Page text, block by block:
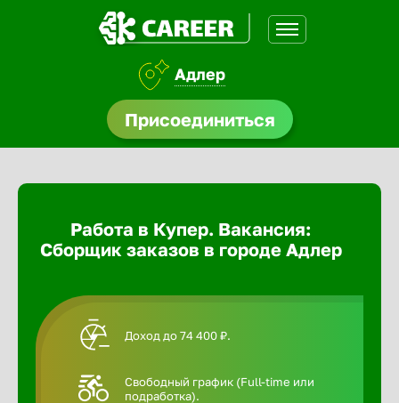
Адлер
Присоединиться
Абакан
Азов
Работа в Купер. Вакансия:
Сборщик заказов в городе Адлер
Доход до 74 400 ₽.
Свободный график (Full-time или
подработка).